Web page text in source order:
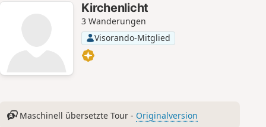
Kirchenlicht
3 Wanderungen
Visorando-Mitglied
Maschinell übersetzte Tour - Originalversion